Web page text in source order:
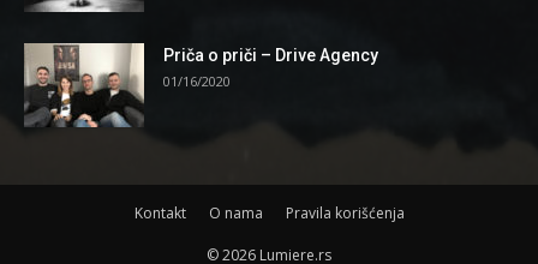
Priča o priči – Drive Agency
01/16/2020
Kontakt O nama Pravila korišćenja
© 2026 Lumiere.rs